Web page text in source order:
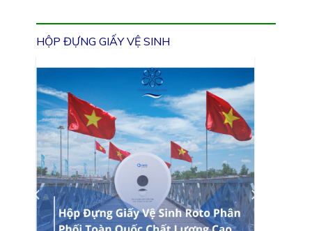
HỘP ĐỰNG GIẤY VỆ SINH